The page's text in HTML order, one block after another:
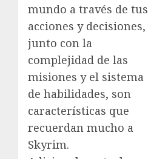
mundo a través de tus
acciones y decisiones,
junto con la
complejidad de las
misiones y el sistema
de habilidades, son
características que
recuerdan mucho a
Skyrim.